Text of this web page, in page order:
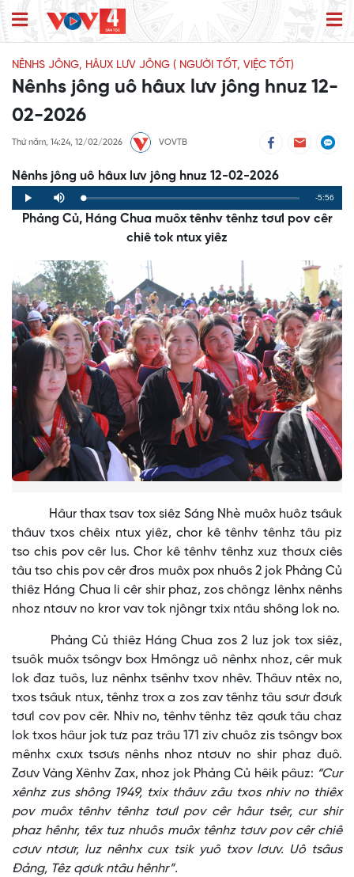
NÊNHS JÔNG, HÂUX LƯV JÔNG ( NGƯỜI TỐT, VIỆC TỐT)
Nênhs jông uô hâux lưv jông hnuz 12-
02-2026
Thứ năm, 14:24, 12/02/2026 VOVTB
Nênhs jông uô hâux lưv jông hnuz 12-02-2026
Play Mute Loaded:
0%
Progress:
0%
Remaining
Time
-5:56
Phảng Củ, Háng Chua muôx tênhv tênhz tơưl pov cêr
chiê tok ntux yiêz
Hâur thax tsav tox siêz Sáng Nhè muôx huôz tsâuk
thâuv txos chêix ntux yiêz, chor kê tênhv tênhz tâu piz
tso chis pov cêr lus. Chor kê tênhv tênhz xuz thơưx ciês
tâu tso chis pov cêr đros muôx pox nhuôs 2 jok Phảng Củ
thiêz Háng Chua li cêr shir phaz, zos chôngz lênhx nênhs
nhoz ntơưv no kror vav tok njôngr txix ntâu shông lok no.
Phảng Củ thiêz Háng Chua zos 2 luz jok tox siêz,
tsuôk muôx tsôngv box Hmôngz uô nênhx nhoz, cêr muk
lok đaz tuôs, luz nênhx tsênhv txov nhêv. Thâuv ntêx no,
txos tsâuk ntux, tênhz trox a zos zav tênhz tâu sơưr đơưk
tơưl cov pov cêr. Nhiv no, tênhv tênhz têz qơưk tâu chaz
lok txos hâur jok tưz paz trâu 171 ziv chuôz zis tsôngv box
mênhx cxưx tsơưs nênhs nhoz ntơưv no shir phaz đuô.
Zơưv Vàng Xênhv Zax, nhoz jok Phảng Củ hêik pâuz: “Cur
xênhz zus shông 1949, txix thâuv zâu txos nhiv no thiêx
pov muôx tênhv tênhz tơưl pov cêr hâur tsêr, cur shir
phaz hênhr, têx tuz nhuôs muôx tênhz tơưv pov cêr chiê
cơưv ntơưr, luz nênhx cux tsik yuô txov lơưv. Uô tsâus
Đảng, Têz qơưk ntâu hênhr”.